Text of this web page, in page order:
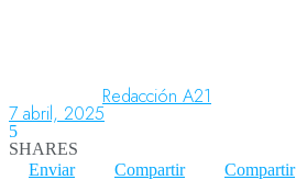
Redacción A21
7 abril, 2025
5
SHARES
Enviar
Compartir Compartir